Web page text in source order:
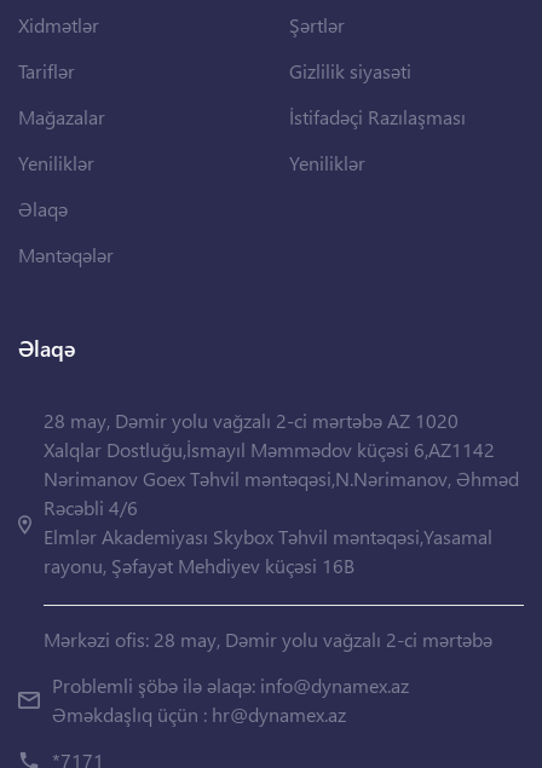
Xidmətlər
Tariflər
Mağazalar
Yeniliklər
Əlaqə
Məntəqələr
Şərtlər
Gizlilik siyasəti
İstifadəçi Razılaşması
Yeniliklər
Əlaqə
28 may, Dəmir yolu vağzalı 2-ci mərtəbə AZ 1020
Xalqlar Dostluğu,İsmayıl Məmmədov küçəsi 6,AZ1142
Nərimanov Goex Təhvil məntəqəsi,N.Nərimanov, Əhməd
Rəcəbli 4/6
Elmlər Akademiyası Skybox Təhvil məntəqəsi,Yasamal
rayonu, Şəfayət Mehdiyev küçəsi 16B
Mərkəzi ofis: 28 may, Dəmir yolu vağzalı 2-ci mərtəbə
Problemli şöbə ilə əlaqə: info@dynamex.az
Əməkdaşlıq üçün : hr@dynamex.az
*7171